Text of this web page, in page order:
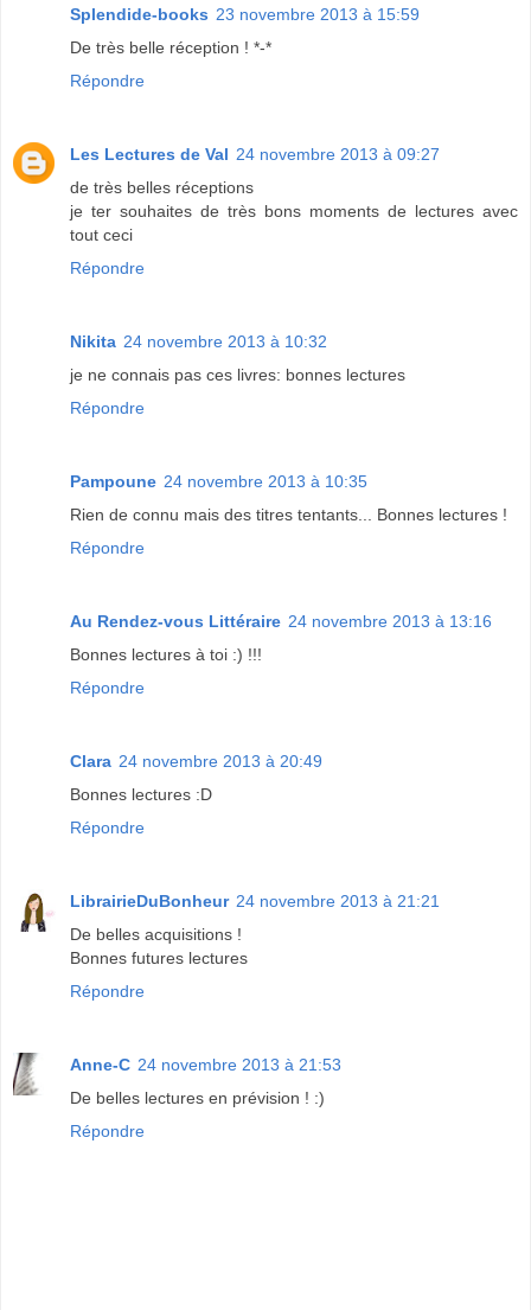
Splendide-books 23 novembre 2013 à 15:59
De très belle réception ! *-*
Répondre
Les Lectures de Val 24 novembre 2013 à 09:27
de très belles réceptions
je ter souhaites de très bons moments de lectures avec
tout ceci
Répondre
Nikita 24 novembre 2013 à 10:32
je ne connais pas ces livres: bonnes lectures
Répondre
Pampoune 24 novembre 2013 à 10:35
Rien de connu mais des titres tentants... Bonnes lectures !
Répondre
Au Rendez-vous Littéraire 24 novembre 2013 à 13:16
Bonnes lectures à toi :) !!!
Répondre
Clara 24 novembre 2013 à 20:49
Bonnes lectures :D
Répondre
LibrairieDuBonheur 24 novembre 2013 à 21:21
De belles acquisitions !
Bonnes futures lectures
Répondre
Anne-C 24 novembre 2013 à 21:53
De belles lectures en prévision ! :)
Répondre